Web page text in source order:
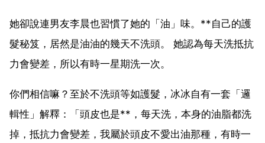
她卻說連男友李晨也習慣了她的「油」味。**自己的護
髮秘笈，居然是油油的幾天不洗頭。 她認為每天洗抵抗
力會變差，所以有時一星期洗一次。
你們相信嘛？至於不洗頭等如護髮，冰冰自有一套「邏
輯性」解釋：「頭皮也是**，每天洗，本身的油脂都洗
掉，抵抗力會變差，我屬於頭皮不愛出油那種，有時一